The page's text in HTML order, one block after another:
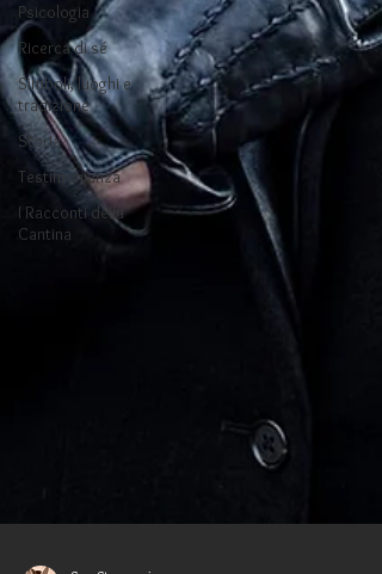
Psicologia
Ricerca di sé
Simboli, luoghi e
tradizione
Storia
Testimonianza
I Racconti della
Cantina